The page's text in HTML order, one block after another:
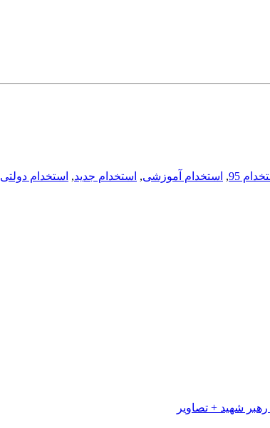
95
, استخدام آموزشی, استخدام جدید, استخدام دولتی